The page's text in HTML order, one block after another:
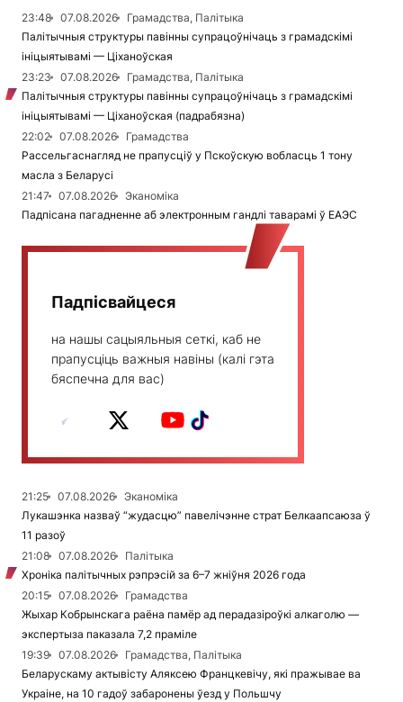
23:48 07.08.2026
Грамадства, Палітыка
Палітычныя структуры павінны супрацоўнічаць з грамадскімі
ініцыятывамі — Ціханоўская
23:23
07.08.2026
Грамадства, Палітыка
Палітычныя структуры павінны супрацоўнічаць з грамадскімі
ініцыятывамі — Ціханоўская (падрабязна)
22:02
07.08.2026
Грамадства
Рассельгаснагляд не прапусціў у Пскоўскую вобласць 1 тону
масла з Беларусі
21:47
07.08.2026
Эканоміка
Падпісана пагадненне аб электронным гандлі таварамі ў ЕАЭС
Падпісвайцеся
на нашы сацыяльныя сеткі, каб не
прапусціць важныя навіны (калі гэта
бяспечна для вас)
21:25 07.08.2026
Эканоміка
Лукашэнка назваў “жудасцю” павелічэнне страт Белкаапсаюза ў
11 разоў
21:08
07.08.2026
Палітыка
Хроніка палітычных рэпрэсій за 6–7 жніўня 2026 года
20:15
07.08.2026
Грамадства
Жыхар Кобрынскага раёна памёр ад перадазіроўкі алкаголю —
экспертыза паказала 7,2 праміле
19:39
07.08.2026
Грамадства, Палітыка
Беларускаму актывісту Аляксею Францкевічу, які пражывае ва
Украіне, на 10 гадоў забаронены ўезд у Польшчу